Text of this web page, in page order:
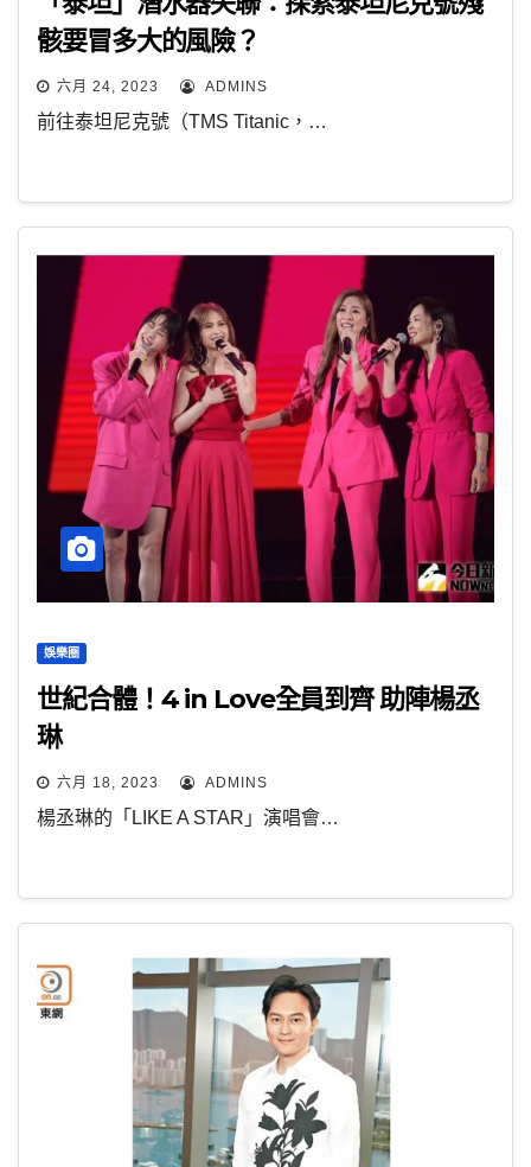
骸要冒多大的風險？
六月 24, 2023 ADMINS
前往泰坦尼克號（TMS Titanic，…
娛樂圈
世紀合體！4 in Love全員到齊 助陣楊丞
琳
六月 18, 2023 ADMINS
楊丞琳的「LIKE A STAR」演唱會…